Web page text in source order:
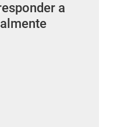
a